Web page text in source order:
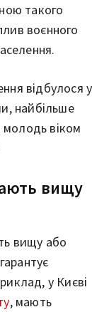
такого
воєнного
відбулося у
найбільше
молодь віком
вищу
вищу або
у Києві
, мають